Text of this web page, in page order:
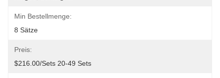
Min Bestellmenge:
8 Sätze
Preis:
$216.00/sets 20-49 Sets